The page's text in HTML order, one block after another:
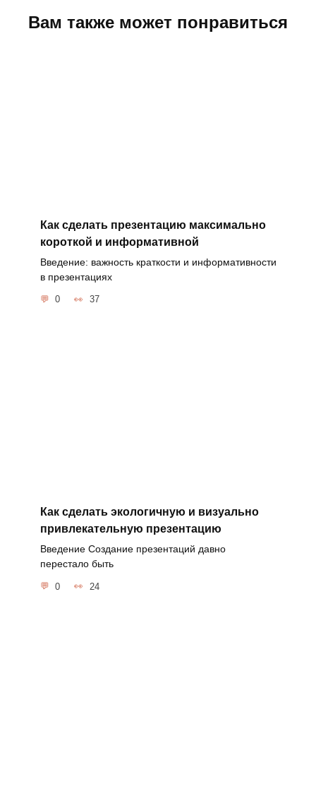
Вам также может понравиться
Как сделать презентацию максимально
короткой и информативной
Введение: важность краткости и информативности
в презентациях
0 37
Как сделать экологичную и визуально
привлекательную презентацию
Введение Создание презентаций давно
перестало быть
0 24